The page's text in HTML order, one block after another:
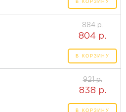
В КОРЗИНУ
884 р.
804 р.
В КОРЗИНУ
921 р.
838 р.
В КОРЗИНУ